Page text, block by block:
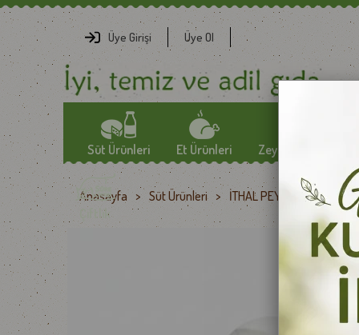
Üye Girişi Üye Ol
Süt Ürünleri
YÖRESEL PEYNİRLER
Et Ürünleri
SOSİS
Zeytin-Zeytinyağları
ZEYTİN
ÖZEL ZEYTİNLER
ZEYTİNYAĞLARI
Çiftlik
Anasayfa > Süt Ürünleri > İTHAL PEYNİRLER